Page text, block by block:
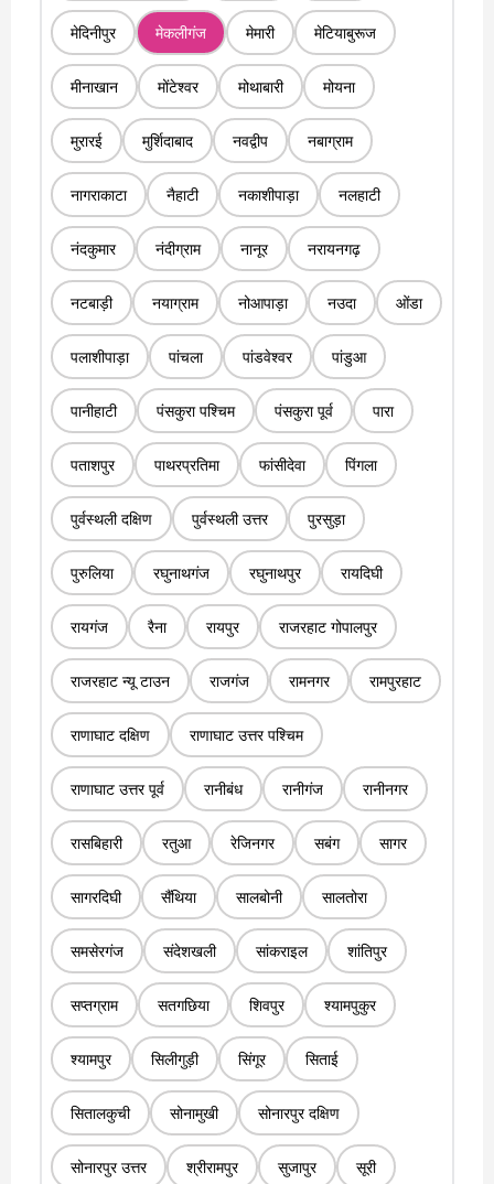
मेदिनीपुर मेकलीगंज मेमारी मेटियाबुरूज
मीनाखान मोंटेश्वर मोथाबारी मोयना
मुरारई मुर्शिदाबाद नवद्वीप नबाग्राम
नागराकाटा नैहाटी नकाशीपाड़ा नलहाटी
नंदकुमार नंदीग्राम नानूर नरायनगढ़
नटबाड़ी नयाग्राम नोआपाड़ा नउदा ओंडा
पलाशीपाड़ा पांचला पांडवेश्वर पांडुआ
पानीहाटी पंसकुरा पश्चिम पंसकुरा पूर्व पारा
पताशपुर पाथरप्रतिमा फांसीदेवा पिंगला
पुर्वस्थली दक्षिण पुर्वस्थली उत्तर पुरसुड़ा
पुरुलिया रघुनाथगंज रघुनाथपुर रायदिघी
रायगंज रैना रायपुर राजरहाट गोपालपुर
राजरहाट न्यू टाउन राजगंज रामनगर रामपुरहाट
राणाघाट दक्षिण राणाघाट उत्तर पश्चिम
राणाघाट उत्तर पूर्व रानीबंध रानीगंज रानीनगर
रासबिहारी रतुआ रेजिनगर सबंग सागर
सागरदिघी सैंथिया सालबोनी सालतोरा
समसेरगंज संदेशखली सांकराइल शांतिपुर
सप्तग्राम सतगछिया शिवपुर श्यामपुकुर
श्यामपुर सिलीगुड़ी सिंगूर सिताई
सितालकुची सोनामुखी सोनारपुर दक्षिण
सोनारपुर उत्तर श्रीरामपुर सुजापुर सूरी